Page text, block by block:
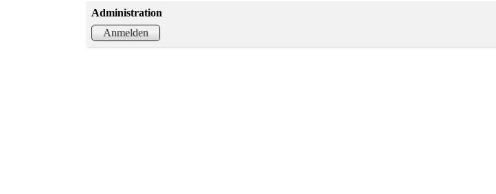
Administration
Anmelden